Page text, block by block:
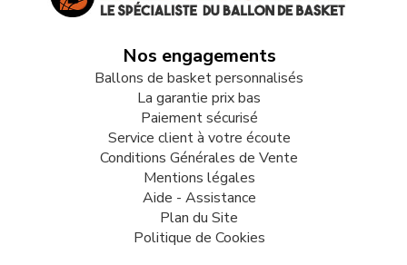
Nos engagements
Ballons de basket personnalisés
La garantie prix bas
Paiement sécurisé
Service client à votre écoute
Conditions Générales de Vente
Mentions légales
Aide - Assistance
Plan du Site
Politique de Cookies